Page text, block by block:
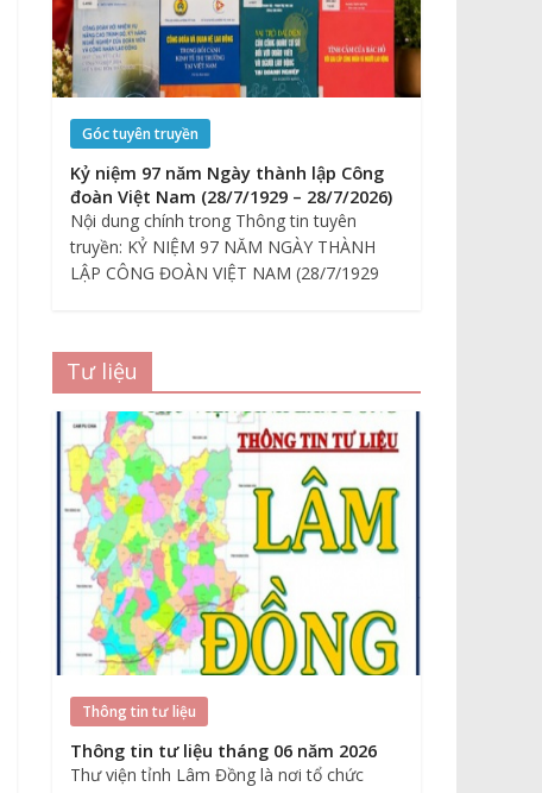
Góc tuyên truyền
Kỷ niệm 97 năm Ngày thành lập Công
đoàn Việt Nam (28/7/1929 – 28/7/2026)
Nội dung chính trong Thông tin tuyên
truyền: KỶ NIỆM 97 NĂM NGÀY THÀNH
LẬP CÔNG ĐOÀN VIỆT NAM (28/7/1929
Tư liệu
Thông tin tư liệu
Thông tin tư liệu tháng 06 năm 2026
Thư viện tỉnh Lâm Đồng là nơi tổ chức